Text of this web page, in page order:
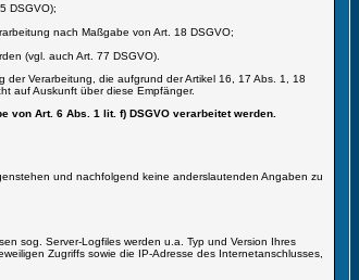
DSGVO);
nach Maßgabe von Art. 18 DSGVO;
(vgl. auch Art. 77 DSGVO).
Verarbeitung, die aufgrund der Artikel 16, 17 Abs. 1, 18
auf Auskunft über diese Empfänger.
von Art. 6 Abs. 1 lit. f) DSGVO verarbeitet werden.
und nachfolgend keine anderslautenden Angaben zu
sog. Server-Logfiles werden u.a. Typ und Version Ihres
Zugriffs sowie die IP-Adresse des Internetanschlusses,